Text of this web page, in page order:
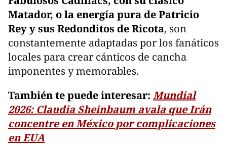
Matador, o la energía pura de Patricio
Rey y sus Redonditos de Ricota, son
constantemente adaptadas por los fanáticos
locales para crear cánticos de cancha
imponentes y memorables.
También te puede interesar: Mundial
2026: Claudia Sheinbaum avala que Irán
concentre en México por complicaciones
en EUA